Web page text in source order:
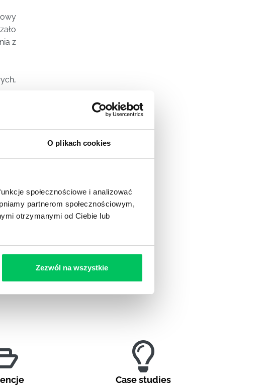
O plikach cookies
społecznościowe i analizować
partnerom społecznościowym,
otrzymanymi od Ciebie lub
Zezwól na wszystkie
z
z
Case studies